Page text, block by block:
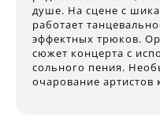
душе. На сцене с
работает
эффектных трюков.
сюжет концерта с
сольного пения.
очарование артистов